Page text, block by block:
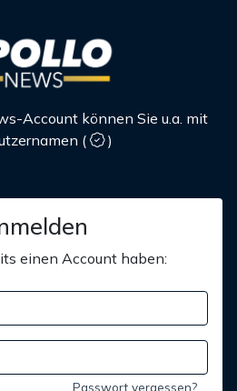
Account können Sie u.a. mit
(
)
einen Account haben:
Passwort vergessen?